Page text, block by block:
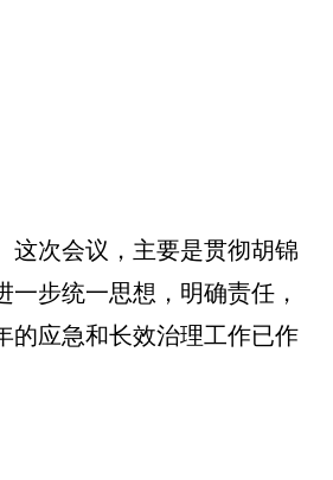
次会议，主要是贯彻胡锦
步统一思想，明确责任，
的应急和长效治理工作已作